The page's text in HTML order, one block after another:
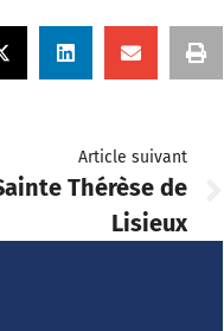
Article suivant
Thérèse de
Lisieux